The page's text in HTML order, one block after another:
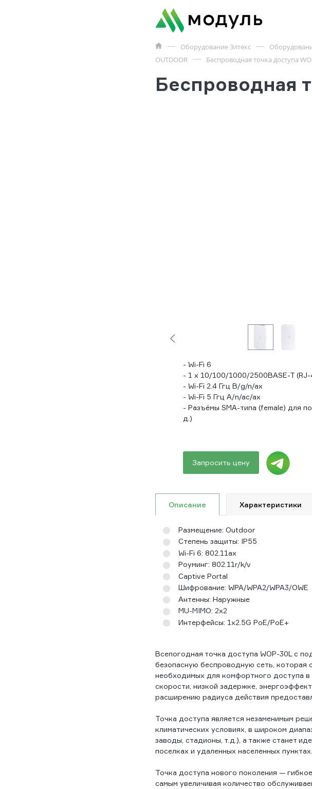
Оборудование Элтекс
OUTDOOR
Беспроводная точка доступа
Беспроводная
- Wi-Fi 6
- 1 x 10/100/1000/2500BASE-T
- Wi-Fi 2.4 Ггц В/g/n/ax
- Wi-Fi 5 Ггц А/n/ac/ax
- Разъёмы SMA-типа (female) для
д.)
Запросить цену
Описание Характеристики
Размещение: Outdoor
Степень защиты: IP55
Wi-Fi 6: 802.11ax
Роуминг: 802.11r/k/v
Captive Portal
Шифрование: WPA/WPA2/WPA3/OWE
Антенны: Наружные
MU-MIMO: 2х2
Интерфейсы: 1х2.5G PoE/PoE+
Всепогодная точка доступа WОP-30L с
безопасную беспроводную сеть, которая
необходимых для комфортного доступа
скорости, низкой задержке,
расширению радиуса действия
Точка доступа является незаменимым
климатических условиях, в широком
заводы, стадионы, т.д.), а также станет
поселках и удаленных населенных пунктах.
Точка доступа нового поколения —
самым увеличивая количество